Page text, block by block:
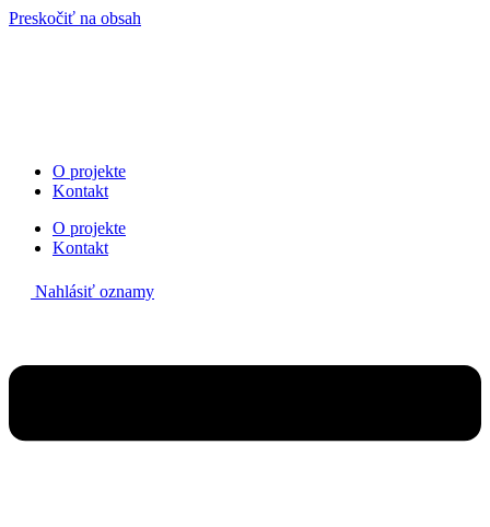
Preskočiť na obsah
O projekte
Kontakt
O projekte
Kontakt
Nahlásiť oznamy